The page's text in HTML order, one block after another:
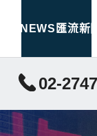
CNEWS匯流新聞
02-